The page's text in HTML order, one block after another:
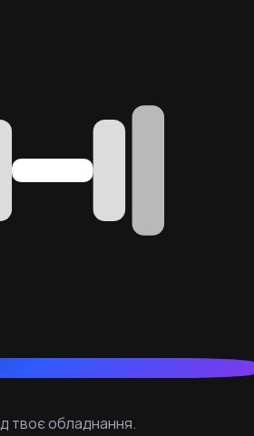
твоє обладнання.